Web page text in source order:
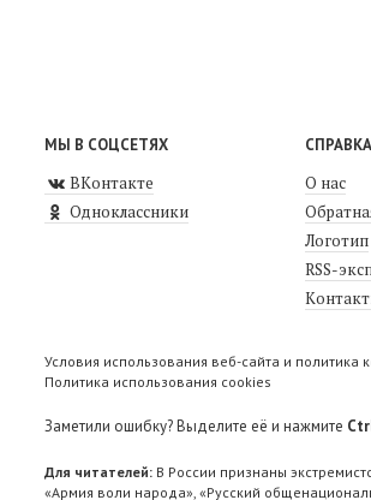
МЫ В СОЦСЕТЯХ
ВКонтакте
Одноклассники
СПРАВКА
О нас
Логотип
RSS-
Условия использования веб-сайта и
Политика использования cookies
Заметили ошибку? Выделите её и нажмите
Для читателей: В России признаны
«Армия воли народа», «Русский